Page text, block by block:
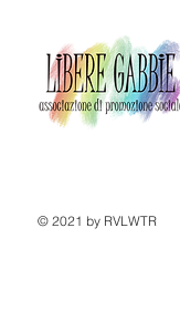
© 2021 by RVLWTR